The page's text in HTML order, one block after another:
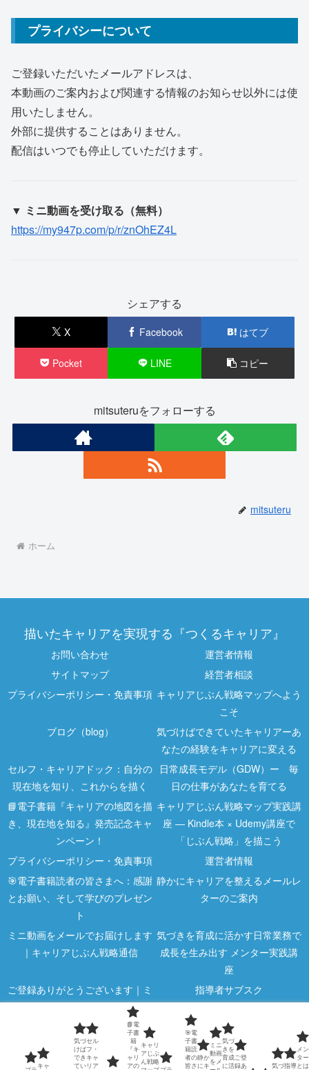
プライバシーについて
ご登録いただいたメールアドレスは、
本動画のご案内および関連する情報のお知らせ以外には使
用いたしません。
外部に提供することはありません。
配信はいつでも停止していただけます。
▼ ミニ動画を受け取る（無料）
https://my947p.com/p/r/znOhEZ4L
シェアする
X Facebook はてブ
Pocket LINE コピー
mitsuteruをフォローする
mitsuteru
ホーム
描いたキャリアを実現する『つくるキャリア』
お問い合わせ
運営者情報
サイトマップ
経営者相談
プライバシーポリシー・免責事項 キャリアじぶん戦略マップへよう
こそ
ブログ（blog）
気づけばできていたキャリアーあ
なたの経験をキャリアに変える
セルフ・キャリアドック：自分の
現在地を知り、これからを描く
日常成長モデル（GDW）ー 毎
日の仕事があなたを育てる
📘電子書籍『キャリアの地図を描
き、現在地を知る』発売記念キャ
ンペーン！
キャリアじぶん戦略マップ実践講
座 ― Kindle本 × Udemy講座で
「じぶん戦略」を描こう
プライバシーポリシー・免責事項
運営者情報
🎯電子書籍読者の皆さまへ：感謝
とお願い、そして学びのプレゼン
ト
静かにキャリアを整えるメールレ
ターのご案内
ミニ動画をメールでお届けします
｜キャリアじぶん戦略通信
気づきを育成に活かす日常業務で
成長を生み出す メンター実践講
座
ご登録ありがとうございます｜ミ
ニ動画のご案内
指導者サブスク
指導者向け講座
気づくと差がつく｜キャリア5分
メモ
指導者・メンターのための学びの メンターとは何か？｜教える人で
キャ
気づ
けば
でき
てい
セル
フ・
キャ
リア
📘電
子書
籍
『キ
ャリ
アの
キャリ
アじぶ
ん戦略
🎯電
子書
籍読
者の
皆さ
静か
にキ
ミニ
動画
をメ
気づ
きを
育成
に活
ご登
録あ
気づ指導
メン
ター
とは